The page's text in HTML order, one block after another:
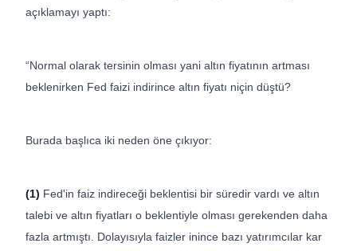
açıklamayı yaptı:
“Normal olarak tersinin olması yani altın fiyatının artması
beklenirken Fed faizi indirince altın fiyatı niçin düştü?
Burada başlıca iki neden öne çıkıyor:
(1) Fed'in faiz indireceği beklentisi bir süredir vardı ve altın
talebi ve altın fiyatları o beklentiyle olması gerekenden daha
fazla artmıştı. Dolayısıyla faizler inince bazı yatırımcılar kar